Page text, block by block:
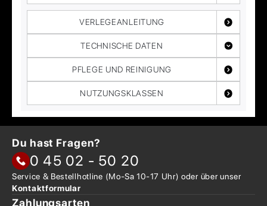
VERLEGEANLEITUNG
TECHNISCHE DATEN
PFLEGE UND REINIGUNG
NUTZUNGSKLASSEN
Du hast Fragen?
0 45 02 - 50 20
Service & Bestellhotline (Mo-Sa 10-17 Uhr) oder überunser
Kontaktformular
Zahlungsarten